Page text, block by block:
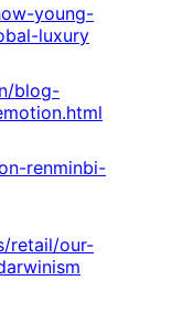
young-
luxury
blog-
renminbi-
retail/our-